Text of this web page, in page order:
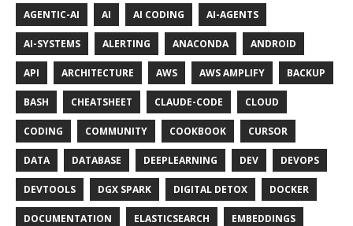
AGENTIC-AI AI AI CODING AI-AGENTS
AI-SYSTEMS ALERTING ANACONDA ANDROID
API ARCHITECTURE AWS AWS AMPLIFY BACKUP
BASH CHEATSHEET CLAUDE-CODE CLOUD
CODING COMMUNITY COOKBOOK CURSOR
DATA DATABASE DEEPLEARNING DEV DEVOPS
DEVTOOLS DGX SPARK DIGITAL DETOX DOCKER
DOCUMENTATION ELASTICSEARCH EMBEDDINGS